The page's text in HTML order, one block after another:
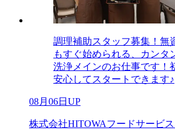
調理補助スタッフ募集！無
もすぐ始められる、カンタ
洗浄メインのお仕事です！
安心してスタートできます♪
08月06日UP
株式会社HITOWAフードサービ